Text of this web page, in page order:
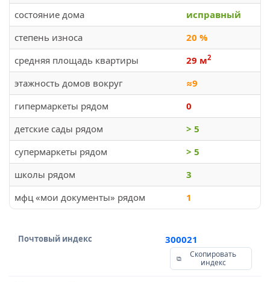
состояние дома
исправный
степень износа
20 %
средняя площадь квартиры
29 м2
этажность домов вокруг
≈9
гипермаркеты рядом
0
детские сады рядом
> 5
супермаркеты рядом
> 5
школы рядом
3
мфц «мои документы» рядом
1
Почтовый индекс 300021
Скопировать
индекс